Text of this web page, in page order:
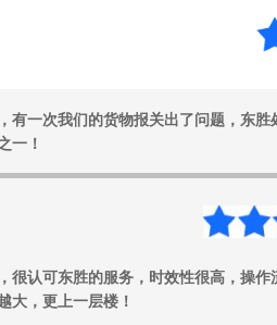
一！
大，更上一层楼！